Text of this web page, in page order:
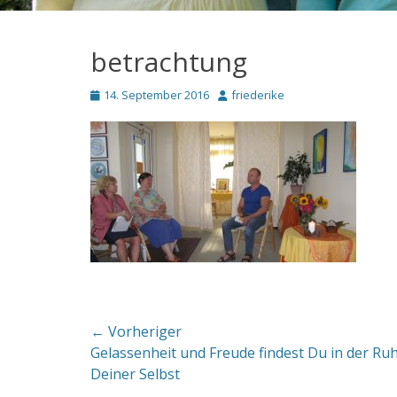
betrachtung
Posted
14. September 2016 Autorfriederike
Beitragsnavigation
← Vorheriger
Vorheriger
Beitrag:
Gelassenheit und Freude findest Du in der
Deiner Selbst